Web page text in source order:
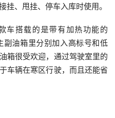
挂、甩挂、停车入库时使用。
车搭载的是带有加热功能的
油箱里分别加入高标号和低
箱很受欢迎，通过驾驶室里的
车辆在寒区行驶，而且还能省